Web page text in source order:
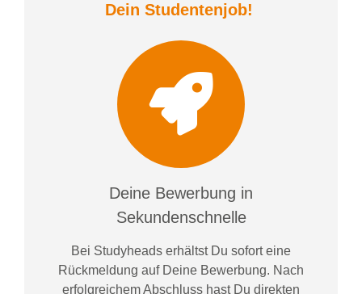
Dein Studentenjob!
Deine Bewerbung in
Sekundenschnelle
Bei Studyheads erhältst Du sofort eine
Rückmeldung auf Deine Bewerbung. Nach
erfolgreichem Abschluss hast Du direkten